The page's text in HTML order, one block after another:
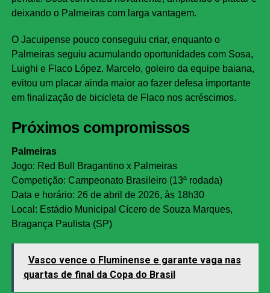
deixando o Palmeiras com larga vantagem.
O Jacuipense pouco conseguiu criar, enquanto o
Palmeiras seguiu acumulando oportunidades com Sosa,
Luighi e Flaco López. Marcelo, goleiro da equipe baiana,
evitou um placar ainda maior ao fazer defesa importante
em finalização de bicicleta de Flaco nos acréscimos.
Próximos compromissos
Palmeiras
Jogo: Red Bull Bragantino x Palmeiras
Competição: Campeonato Brasileiro (13ª rodada)
Data e horário: 26 de abril de 2026, às 18h30
Local: Estádio Municipal Cícero de Souza Marques,
Bragança Paulista (SP)
Vasco vence o Fluminense e garante vaga nas
quartas de final da Copa do Brasil